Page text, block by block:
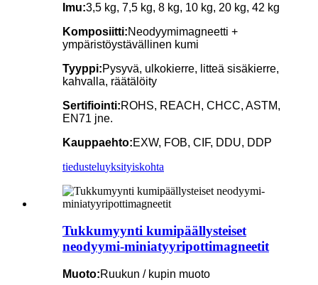
Imu:3,5 kg, 7,5 kg, 8 kg, 10 kg, 20 kg, 42 kg
Komposiitti:Neodyymimagneetti +
ympäristöystävällinen kumi
Tyyppi:Pysyvä, ulkokierre, litteä sisäkierre,
kahvalla, räätälöity
Sertifiointi:ROHS, REACH, CHCC, ASTM,
EN71 jne.
Kauppaehto:EXW, FOB, CIF, DDU, DDP
tiedusteluyksityiskohta
Tukkumyynti kumipäällysteiset
neodyymi-miniatyyripottimagneetit
Muoto:Ruukun / kupin muoto